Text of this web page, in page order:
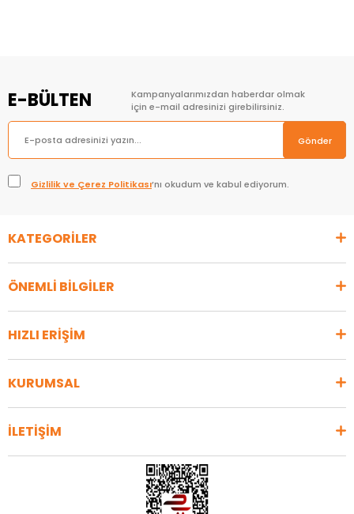
E-BÜLTEN
Kampanyalarımızdan haberdar olmak
için e-mail adresinizi girebilirsiniz.
Gönder
Gizlilik ve Çerez Politikası’nı okudum ve kabul ediyorum.
KATEGORİLER
ÖNEMLİ BİLGİLER
HIZLI ERİŞİM
KURUMSAL
İLETİŞİM